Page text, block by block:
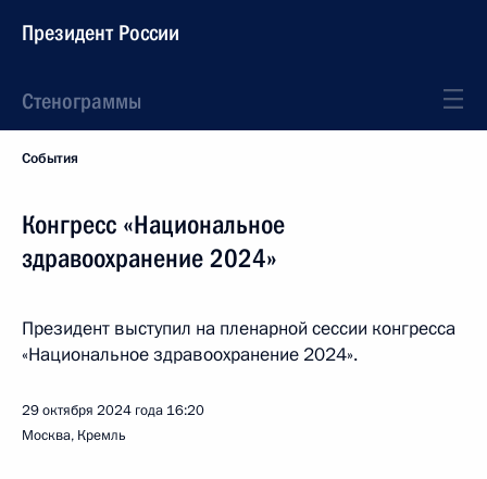
Президент России
Стенограммы
События
Конгресс «Национальное
здравоохранение 2024»
Президент выступил на пленарной сессии конгресса
«Национальное здравоохранение 2024».
29 октября 2024 года 16:20
Москва, Кремль